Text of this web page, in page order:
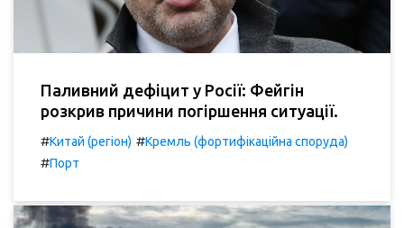
Паливний дефіцит у Росії: Фейгін
розкрив причини погіршення ситуації.
#Китай (регіон) #Кремль (фортифікаційна споруда)
#Порт